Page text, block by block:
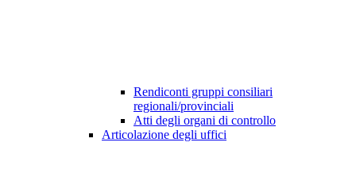
Rendiconti gruppi consiliari
regionali/provinciali
Atti degli organi di controllo
Articolazione degli uffici